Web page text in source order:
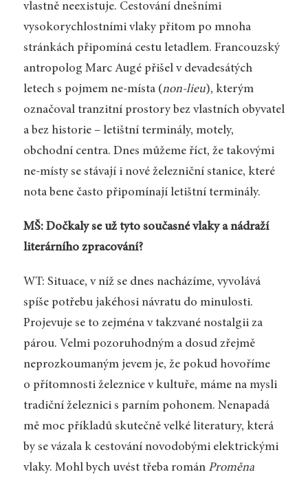
vlastně neexistuje. Cestování dnešními
vysokorychlostními vlaky přitom po mnoha
stránkách připomíná cestu letadlem. Francouzský
antropolog Marc Augé přišel v devadesátých
letech s pojmem ne-místa (non-lieu), kterým
označoval tranzitní prostory bez vlastních obyvatel
a bez historie – letištní terminály, motely,
obchodní centra. Dnes můžeme říct, že takovými
ne-místy se stávají i nové železniční stanice, které
nota bene často připomínají letištní terminály.
MŠ: Dočkaly se už tyto současné vlaky a nádraží
literárního zpracování?
WT: Situace, v níž se dnes nacházíme, vyvolává
spíše potřebu jakéhosi návratu do minulosti.
Projevuje se to zejména v takzvané nostalgii za
párou. Velmi pozoruhodným a dosud zřejmě
neprozkoumaným jevem je, že pokud hovoříme
o přítomnosti železnice v kultuře, máme na mysli
tradiční železnici s parním pohonem. Nenapadá
mě moc příkladů skutečně velké literatury, která
by se vázala k cestování novodobými elektrickými
vlaky. Mohl bych uvést třeba román Proměna